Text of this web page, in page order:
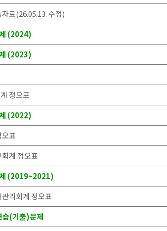
료(26.05.13. 수정)
(2024)
(2023)
정오표
(2022)
표
계 정오표
제 (2019~2021)
리회계 정오표
(기출)문제